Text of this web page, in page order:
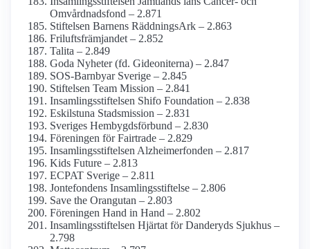
Omvårdnads­fond – 2.871
Stiftelsen Barnens RäddningsArk – 2.863
Frilufts­främjandet – 2.852
Talita – 2.849
Goda Nyheter (fd. Gideoniterna) – 2.847
SOS-Barnbyar Sverige – 2.845
Stiftelsen Team Mission – 2.841
Insamlings­stiftelsen Shifo Foundation – 2.838
Eskilstuna Stadsmission – 2.831
Sveriges Hembygds­förbund – 2.830
Föreningen för Fairtrade – 2.829
Insamlings­stiftelsen Alzheimer­fonden – 2.817
Kids Future – 2.813
ECPAT Sverige – 2.811
Jontefondens Insamlings­stiftelse – 2.806
Save the Orangutan – 2.803
Föreningen Hand in Hand – 2.802
Insamlings­stiftelsen Hjärtat för Danderyds Sjukhus –
2.798